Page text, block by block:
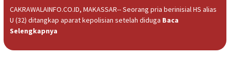
CAKRAWALAINFO.CO.ID, MAKASSAR-- Seorang pria berinisial HS alias
U (32) ditangkap aparat kepolisian setelah diduga Baca
Selengkapnya